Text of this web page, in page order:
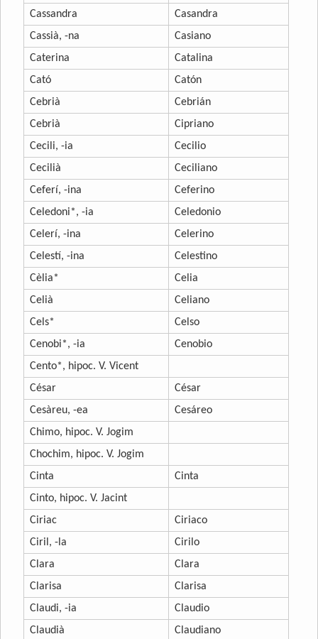
Cassandra
Casandra
Cassià, -na
Casiano
Caterina
Catalina
Cató
Catón
Cebrià
Cebrián
Cebrià
Cipriano
Cecili, -ia
Cecilio
Cecilià
Ceciliano
Ceferí, -ina
Ceferino
Celedoni*, -ia
Celedonio
Celerí, -ina
Celerino
Celestí, -ina
Celestino
Cèlia*
Celia
Celià
Celiano
Cels*
Celso
Cenobi*, -ia
Cenobio
Cento*, hipoc. V. Vicent
César
César
Cesàreu, -ea
Cesáreo
Chimo, hipoc. V. Jogim
Chochim, hipoc. V. Jogim
Cinta
Cinta
Cinto, hipoc. V. Jacint
Ciriac
Ciriaco
Ciril, -la
Cirilo
Clara
Clara
Clarisa
Clarisa
Claudi, -ia
Claudio
Claudià
Claudiano